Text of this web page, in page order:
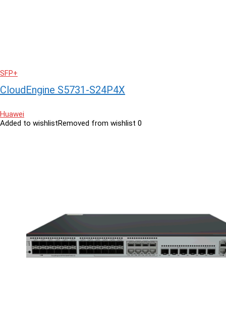
SFP+
CloudEngine S5731-S24P4X
Huawei
Added to wishlistRemoved from wishlist 0